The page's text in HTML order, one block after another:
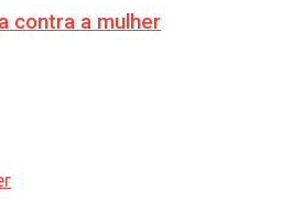
contra a mulher